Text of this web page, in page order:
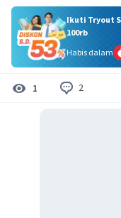
Ikuti Tryout
100rb
Habis dalam
1 2